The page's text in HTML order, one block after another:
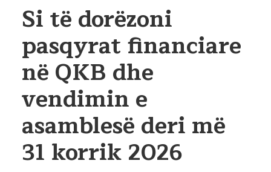
Si të dorëzoni
pasqyrat financiare
në QKB dhe
vendimin e
asamblesë deri më
31 korrik 2026